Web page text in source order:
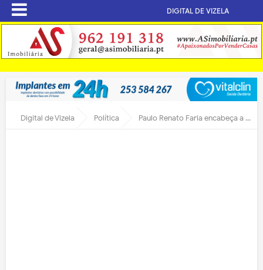
DIGITAL DE VIZELA
Digital de Vizela Política Paulo Renato Faria encabeça a Lista no PS